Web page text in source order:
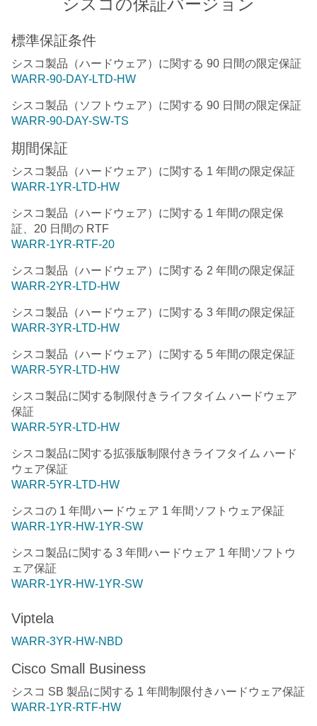
シスコの保証バージョン
標準保証条件
シスコ製品（ハードウェア）に関する 90 日間の限定保証
WARR-90-DAY-LTD-HW
シスコ製品（ソフトウェア）に関する 90 日間の限定保証
WARR-90-DAY-SW-TS
期間保証
シスコ製品（ハードウェア）に関する 1 年間の限定保証
WARR-1YR-LTD-HW
シスコ製品（ハードウェア）に関する 1 年間の限定保
証、20 日間の RTF
WARR-1YR-RTF-20
シスコ製品（ハードウェア）に関する 2 年間の限定保証
WARR-2YR-LTD-HW
シスコ製品（ハードウェア）に関する 3 年間の限定保証
WARR-3YR-LTD-HW
シスコ製品（ハードウェア）に関する 5 年間の限定保証
WARR-5YR-LTD-HW
シスコ製品に関する制限付きライフタイム ハードウェア
保証
WARR-5YR-LTD-HW
シスコ製品に関する拡張版制限付きライフタイム ハード
ウェア保証
WARR-5YR-LTD-HW
シスコの 1 年間ハードウェア 1 年間ソフトウェア保証
WARR-1YR-HW-1YR-SW
シスコ製品に関する 3 年間ハードウェア 1 年間ソフトウ
ェア保証
WARR-1YR-HW-1YR-SW
Viptela
WARR-3YR-HW-NBD
Cisco Small Business
シスコ SB 製品に関する 1 年間制限付きハードウェア保証
WARR-1YR-RTF-HW